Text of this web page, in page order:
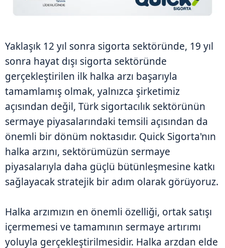
Yaklaşık 12 yıl sonra sigorta sektöründe, 19 yıl
sonra hayat dışı sigorta sektöründe
gerçekleştirilen ilk halka arzı başarıyla
tamamlamış olmak, yalnızca şirketimiz
açısından değil, Türk sigortacılık sektörünün
sermaye piyasalarındaki temsili açısından da
önemli bir dönüm noktasıdır. Quick Sigorta'nın
halka arzını, sektörümüzün sermaye
piyasalarıyla daha güçlü bütünleşmesine katkı
sağlayacak stratejik bir adım olarak görüyoruz.
Halka arzımızın en önemli özelliği, ortak satışı
içermemesi ve tamamının sermaye artırımı
yoluyla gerçekleştirilmesidir. Halka arzdan elde